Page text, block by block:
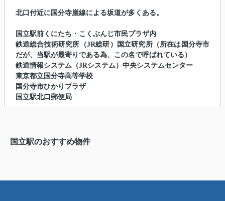
北口付近に国分寺崖線による坂道が多くある。
国立駅前くにたち・こくぶんじ市民プラザ内
鉄道総合技術研究所（JR総研）国立研究所（所在は国分寺市
だが、当駅が最寄りである為、この名で呼ばれている）
鉄道情報システム（JRシステム）中央システムセンター
東京都立国分寺高等学校
国分寺市ひかりプラザ
国立駅北口郵便局
国立駅のおすすめ物件